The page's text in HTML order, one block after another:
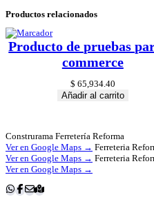
Productos relacionados
Producto de pruebas
commerce
$ 65,934.40
Añadir al carrito
Construrama Ferretería Reforma
Ver en Google Maps → Ferreteria
Ver en Google Maps → Ferreteria
Ver en Google Maps →